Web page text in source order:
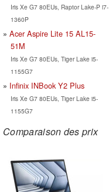
Iris Xe G7 80EUs, Raptor Lake-P i7-
1360P
Acer Aspire Lite 15 AL15-
51M
Iris Xe G7 80EUs, Tiger Lake i5-
1155G7
Infinix INBook Y2 Plus
Iris Xe G7 80EUs, Tiger Lake i5-
1155G7
Comparaison des prix